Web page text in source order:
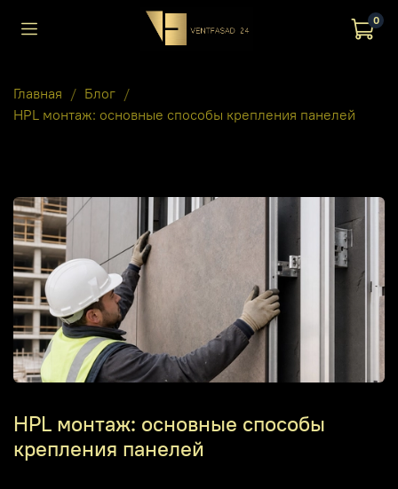
0
Главная
Блог
HPL монтаж: основные способы крепления панелей
HPL монтаж: основные способы
крепления панелей